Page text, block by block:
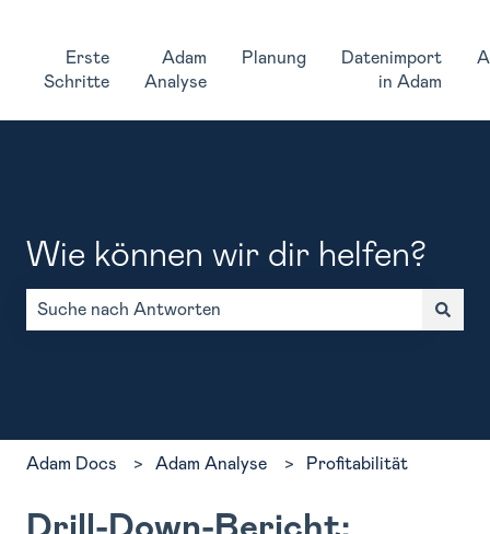
Erste
Schritte
Adam
Analyse
Planung
Datenimport
in Adam
Wie können wir dir helfen?
Adam Docs Adam Analyse Profitabilität